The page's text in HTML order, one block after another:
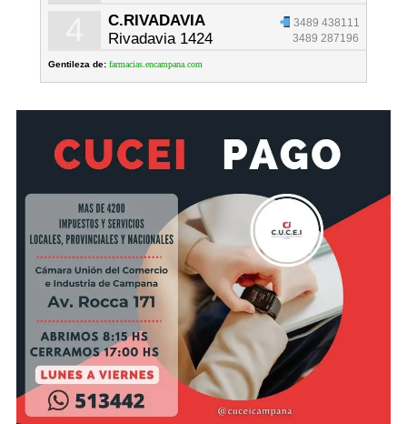
C.RIVADAVIA
Rivadavia 1424
3489 438111
3489 287196
Gentileza de: farmacias.encampana.com